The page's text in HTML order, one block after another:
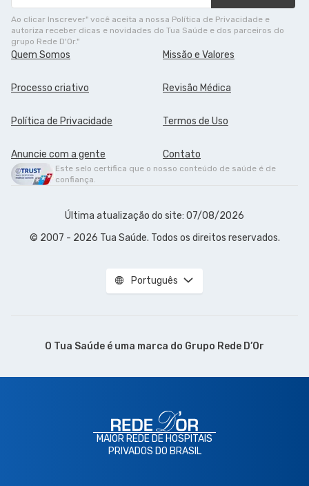
Ao clicar Inscrever" você aceita a nossa Política de Privacidade e
autoriza receber dicas e novidades do Tua Saúde e dos parceiros do
grupo Rede D'Or."
Quem Somos Missão e Valores
Processo criativo Revisão Médica
Política de Privacidade Termos de Uso
Anuncie com a gente Contato
Este selo certifica que o nosso conteúdo de saúde é de
confiança.
Última atualização do site: 07/08/2026
© 2007 - 2026 Tua Saúde. Todos os direitos reservados.
Português
O Tua Saúde é uma marca do Grupo Rede D’Or
MAIOR REDE DE HOSPITAIS
PRIVADOS DO BRASIL